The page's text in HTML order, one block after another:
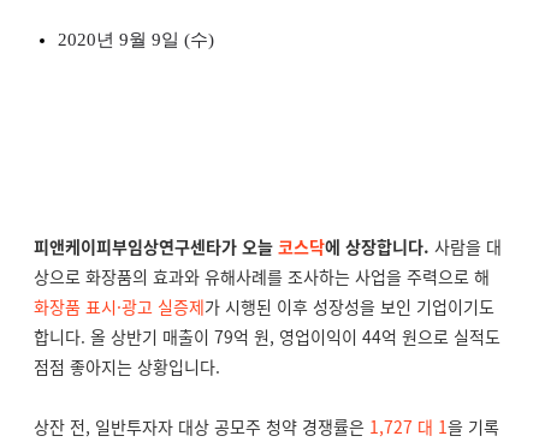
2020년 9월 9일 (수)
피앤케이피부임상연구센타가 오늘 코스닥에 상장합니다. 사람을 대
상으로 화장품의 효과와 유해사례를 조사하는 사업을 주력으로 해
화장품 표시·광고 실증제가 시행된 이후 성장성을 보인 기업이기도
합니다. 올 상반기 매출이 79억 원, 영업이익이 44억 원으로 실적도
점점 좋아지는 상황입니다.
상잔 전, 일반투자자 대상 공모주 청약 경쟁률은 1,727 대 1을 기록